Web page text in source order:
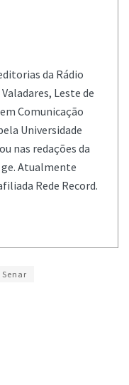
da Rádio
Leste de
Comunicação
Universidade
nas redações da
ge. Atualmente
Rede Record.